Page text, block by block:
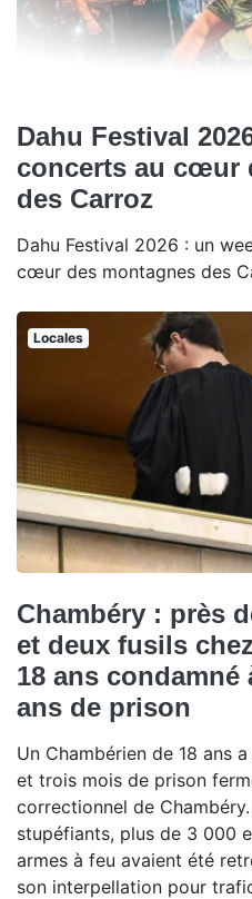
Dahu Festival
concerts au cœur
des Carroz
Dahu Festival 2026 : un
cœur des montagnes des
Locales
Chambéry : près
et deux fusils
18 ans
ans de prison
Un Chambérien de 18 ans
et trois mois de prison
correctionnel de
stupéfiants, plus de 3 000
armes à feu avaient été
son interpellation pour